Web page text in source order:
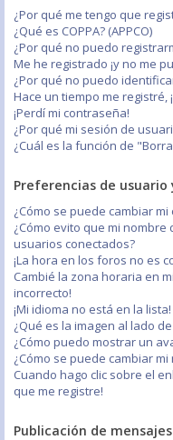
¿Por qué me tengo que
¿Qué es COPPA? (APPCO)
¿Por qué no puedo
Me he registrado ¡y no me
¿Por qué no puedo
Hace un tiempo me
¡Perdí mi contraseña!
¿Por qué mi sesión de
¿Cuál es la función de
Preferencias de
¿Cómo se puede cambiar
¿Cómo evito que mi
usuarios conectados?
¡La hora en los foros no es
Cambié la zona horaria en
incorrecto!
¡Mi idioma no está en la lista!
¿Qué es la imagen al lado
¿Cómo puedo mostrar un
¿Cómo se puede cambiar mi
Cuando hago clic sobre el
que me registre!
Publicación de mensajes